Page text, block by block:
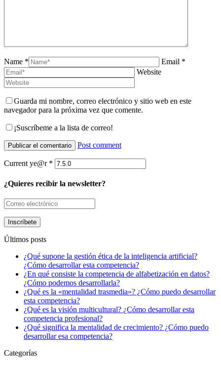
Name *
Email *
Website
Guarda mi nombre, correo electrónico y sitio web en este
navegador para la próxima vez que comente.
¡Suscríbeme a la lista de correo!
Post comment
Current ye@r *
¿Quieres recibir la newsletter?
Últimos posts
¿Qué supone la gestión ética de la inteligencia artificial?
¿Cómo desarrollar esta competencia?
¿En qué consiste la competencia de alfabetización en datos?
¿Cómo podemos desarrollarla?
¿Qué es la «mentalidad trasmedia»? ¿Cómo puedo desarrollar
esta competencia?
¿Qué es la visión multicultural? ¿Cómo desarrollar esta
competencia profesional?
¿Qué significa la mentalidad de crecimiento? ¿Cómo puedo
desarrollar esa competencia?
Categorías